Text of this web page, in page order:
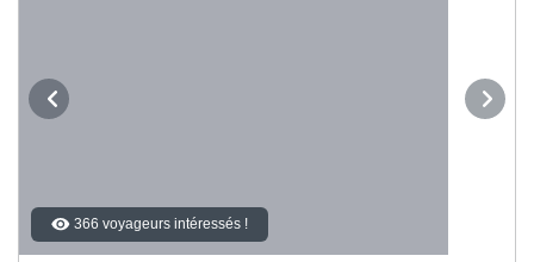
366 voyageurs intéressés !